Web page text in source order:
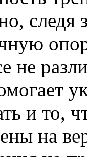
следя
не
и то,
на